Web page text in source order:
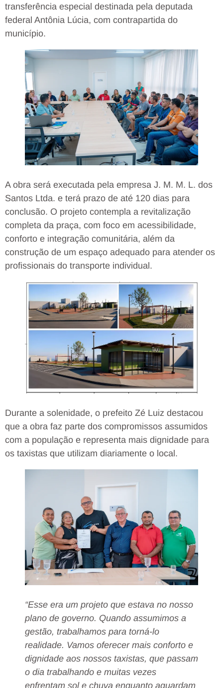
transferência especial destinada pela deputada
federal Antônia Lúcia, com contrapartida do
município.
A obra será executada pela empresa J. M. M. L. dos
Santos Ltda. e terá prazo de até 120 dias para
conclusão. O projeto contempla a revitalização
completa da praça, com foco em acessibilidade,
conforto e integração comunitária, além da
construção de um espaço adequado para atender os
profissionais do transporte individual.
Durante a solenidade, o prefeito Zé Luiz destacou
que a obra faz parte dos compromissos assumidos
com a população e representa mais dignidade para
os taxistas que utilizam diariamente o local.
“Esse era um projeto que estava no nosso
plano de governo. Quando assumimos a
gestão, trabalhamos para torná-lo
realidade. Vamos oferecer mais conforto e
dignidade aos nossos taxistas, que passam
o dia trabalhando e muitas vezes
enfrentam sol e chuva enquanto aguardam